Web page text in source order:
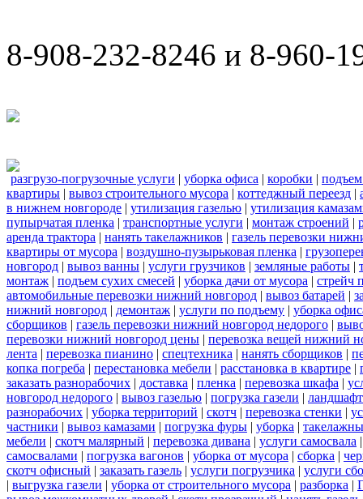
8-908-232-8246 и 8-960-
разгрузо-погрузочные услуги | уборка офиса | коробки |
квартиры | вывоз строительного мусора | коттеджный переезд |
в нижнем новгороде | утилизация газелью | утилизация
пупырчатая пленка | транспортные услуги | монтаж строений |
аренда трактора | нанять такелажников | газель перевозки
квартиры от мусора | воздушно-пузырьковая пленка |
новгород | вывоз ванны | услуги грузчиков | земляные работы |
монтаж | подъем сухих смесей | уборка дачи от мусора | стрейч
автомобильные перевозки нижний новгород | вывоз батарей |
нижний новгород | демонтаж | услуги по подъему | уборка
сборщиков | газель перевозки нижний новгород недорого |
перевозки нижний новгород цены | перевозка вещей нижний
лента | перевозка пианино | спецтехника | нанять сборщиков |
копка погреба | перестановка мебели | расстановка в квартире |
заказать разнорабочих | доставка | пленка | перевозка шкафа |
новгород недорого | вывоз газелью | погрузка газели |
разнорабочих | уборка территорий | скотч | перевозка стенки |
частники | вывоз камазами | погрузка фуры | уборка |
мебели | скотч малярный | перевозка дивана | услуги самосвала
самосвалами | погрузка вагонов | уборка от мусора | сборка |
скотч офисный | заказать газель | услуги погрузчика | услуги
| выгрузка газели | уборка от строительного мусора | разборка |